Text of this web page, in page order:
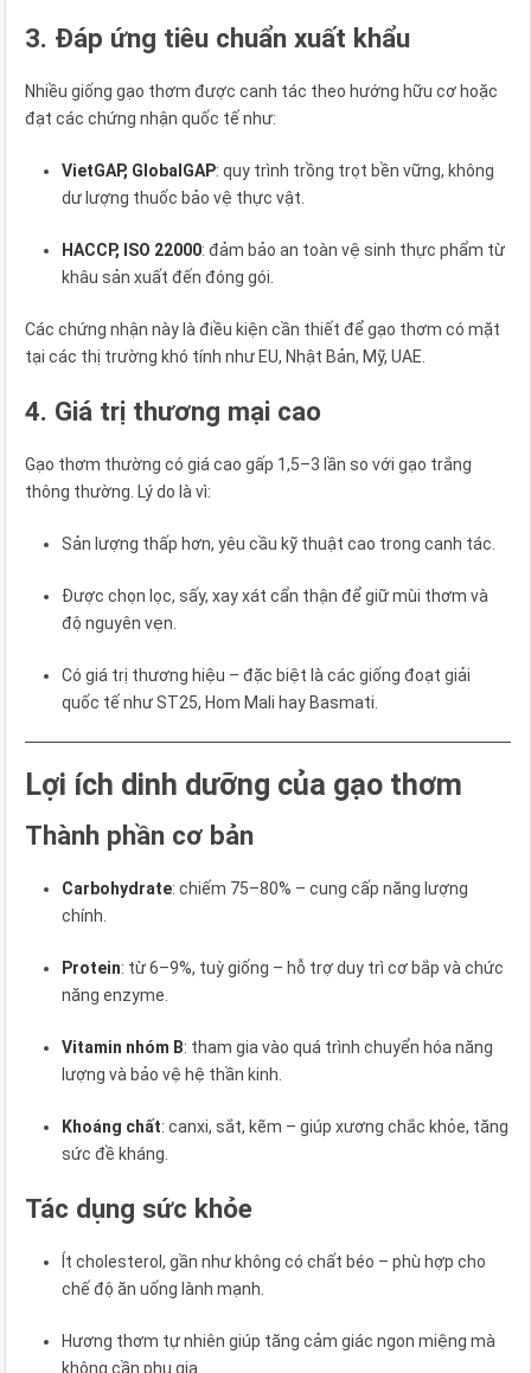
3. Đáp ứng tiêu chuẩn xuất khẩu
Nhiều giống gạo thơm được canh tác theo hướng hữu cơ hoặc
đạt các chứng nhận quốc tế như:
VietGAP, GlobalGAP: quy trình trồng trọt bền vững, không
dư lượng thuốc bảo vệ thực vật.
HACCP, ISO 22000: đảm bảo an toàn vệ sinh thực phẩm từ
khâu sản xuất đến đóng gói.
Các chứng nhận này là điều kiện cần thiết để gạo thơm có mặt
tại các thị trường khó tính như EU, Nhật Bản, Mỹ, UAE.
4. Giá trị thương mại cao
Gạo thơm thường có giá cao gấp 1,5–3 lần so với gạo trắng
thông thường. Lý do là vì:
Sản lượng thấp hơn, yêu cầu kỹ thuật cao trong canh tác.
Được chọn lọc, sấy, xay xát cẩn thận để giữ mùi thơm và
độ nguyên vẹn.
Có giá trị thương hiệu – đặc biệt là các giống đoạt giải
quốc tế như ST25, Hom Mali hay Basmati.
Lợi ích dinh dưỡng của gạo thơm
Thành phần cơ bản
Carbohydrate: chiếm 75–80% – cung cấp năng lượng
chính.
Protein: từ 6–9%, tuỳ giống – hỗ trợ duy trì cơ bắp và chức
năng enzyme.
Vitamin nhóm B: tham gia vào quá trình chuyển hóa năng
lượng và bảo vệ hệ thần kinh.
Khoáng chất: canxi, sắt, kẽm – giúp xương chắc khỏe, tăng
sức đề kháng.
Tác dụng sức khỏe
Ít cholesterol, gần như không có chất béo – phù hợp cho
chế độ ăn uống lành mạnh.
Hương thơm tự nhiên giúp tăng cảm giác ngon miệng mà
không cần phụ gia.